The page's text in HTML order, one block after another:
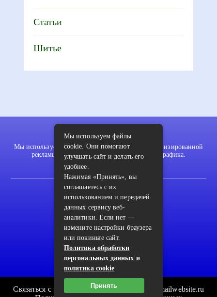
Статьи
Шитье
Мы используем файлы cookie для показа персонализированной
рекламы и/или контента и анализа нашего трафика.
Карта сайта
Пользовательское соглашение
Архив
Связаться с редакцией сайта: pykodelki.ru@mailwebsite.ru
Мы используем файлы
cookie. Они помогают
улучшать сайт и делать его
удобнее.
Нажимая «Принять», вы
соглашаетесь с их
использованием и передачей
данных сервису веб-
аналитики. Если нет —
измените настройки браузера
или покиньте сайт.
Политика обработки
персональных данных и
политика cookie
Принять